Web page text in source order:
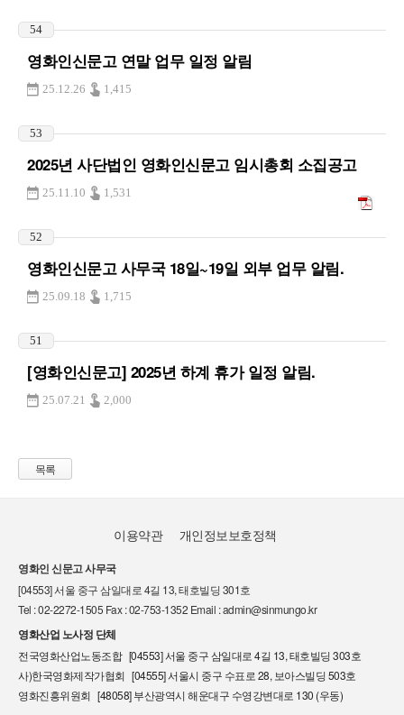
54
영화인신문고 연말 업무 일정 알림
25.12.26 1,415
53
2025년 사단법인 영화인신문고 임시총회 소집공고
25.11.10 1,531
52
영화인신문고 사무국 18일~19일 외부 업무 알림.
25.09.18 1,715
51
[영화인신문고] 2025년 하계 휴가 일정 알림.
25.07.21 2,000
목록
이용약관 개인정보보호정책
영화인 신문고 사무국
[04553] 서울 중구 삼일대로 4길 13, 태호빌딩 301호
Tel : 02-2272-1505 Fax : 02-753-1352 Email : admin@sinmungo.kr
영화산업 노사정 단체
전국영화산업노동조합 [04553] 서울 중구 삼일대로 4길 13, 태호빌딩 303호
사)한국영화제작가협회 [04555] 서울시 중구 수표로 28, 보아스빌딩 503호
영화진흥위원회 [48058] 부산광역시 해운대구 수영강변대로 130 (우동)